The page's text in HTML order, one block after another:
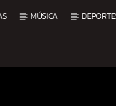
MÚSICA